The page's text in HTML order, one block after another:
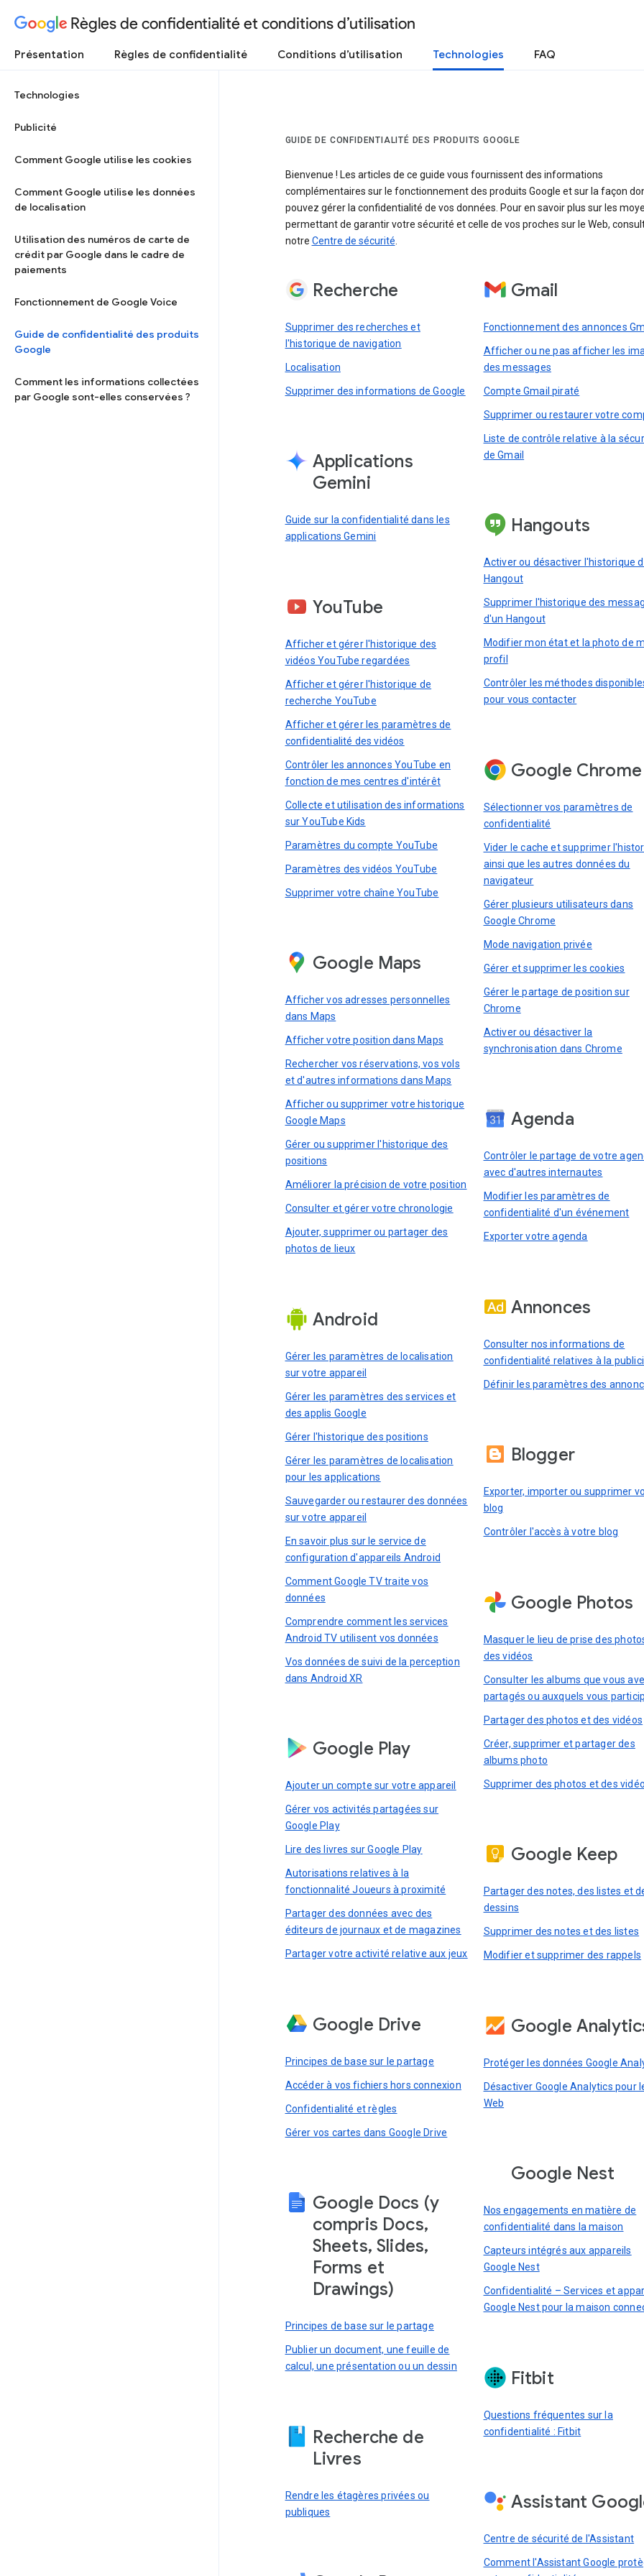
Règles de confidentialité et conditions d’utilisation
Présentation Règles de confidentialité Conditions d’utilisation Technologies FAQ
Technologies
Publicité
Comment Google utilise les cookies
Comment Google utilise les données
de localisation
Utilisation des numéros de carte de
crédit par Google dans le cadre de
paiements
Fonctionnement de Google Voice
Guide de confidentialité des produits
Google
Comment les informations collectées
par Google sont-elles conservées ?
GUIDE DE CONFIDENTIALITÉ DES PRODUITS GOOGLE
Bienvenue ! Les articles de ce guide vous fournissent des informations
complémentaires sur le fonctionnement des produits Google et sur la façon
pouvez gérer la confidentialité de vos données. Pour en savoir plus sur les
permettant de garantir votre sécurité et celle de vos proches sur le Web,
notre Centre de sécurité.
Recherche
Supprimer des recherches et
l'historique de navigation
Localisation
Supprimer des informations de Google
Applications
Gemini
Guide sur la confidentialité dans les
applications Gemini
YouTube
Afficher et gérer l'historique des
vidéos YouTube regardées
Afficher et gérer l'historique de
recherche YouTube
Afficher et gérer les paramètres de
confidentialité des vidéos
Contrôler les annonces YouTube en
fonction de mes centres d'intérêt
Collecte et utilisation des informations
sur YouTube Kids
Paramètres du compte YouTube
Paramètres des vidéos YouTube
Supprimer votre chaîne YouTube
Google Maps
Afficher vos adresses personnelles
dans Maps
Afficher votre position dans Maps
Rechercher vos réservations, vos vols
et d'autres informations dans Maps
Afficher ou supprimer votre historique
Google Maps
Gérer ou supprimer l'historique des
positions
Améliorer la précision de votre position
Consulter et gérer votre chronologie
Ajouter, supprimer ou partager des
photos de lieux
Android
Gérer les paramètres de localisation
sur votre appareil
Gérer les paramètres des services et
des applis Google
Gérer l'historique des positions
Gérer les paramètres de localisation
pour les applications
Sauvegarder ou restaurer des données
sur votre appareil
En savoir plus sur le service de
configuration d'appareils Android
Comment Google TV traite vos
données
Comprendre comment les services
Android TV utilisent vos données
Vos données de suivi de la perception
dans Android XR
Google Play
Ajouter un compte sur votre appareil
Gérer vos activités partagées sur
Google Play
Lire des livres sur Google Play
Autorisations relatives à la
fonctionnalité Joueurs à proximité
Partager des données avec des
éditeurs de journaux et de magazines
Partager votre activité relative aux jeux
Google Drive
Principes de base sur le partage
Accéder à vos fichiers hors connexion
Confidentialité et règles
Gérer vos cartes dans Google Drive
Google Docs (y
compris Docs,
Sheets, Slides,
Forms et
Drawings)
Principes de base sur le partage
Publier un document, une feuille de
calcul, une présentation ou un dessin
Recherche de
Livres
Rendre les étagères privées ou
publiques
Gmail
Fonctionnement des annonces
Afficher ou ne pas afficher les
des messages
Compte Gmail piraté
Supprimer ou restaurer votre
Liste de contrôle relative à la
de Gmail
Hangouts
Activer ou désactiver l'historique
Hangout
Supprimer l'historique des
d'un Hangout
Modifier mon état et la photo de
profil
Contrôler les méthodes
pour vous contacter
Google Chrome
Sélectionner vos paramètres de
confidentialité
Vider le cache et supprimer
ainsi que les autres données du
navigateur
Gérer plusieurs utilisateurs dans
Google Chrome
Mode navigation privée
Gérer et supprimer les cookies
Gérer le partage de position sur
Chrome
Activer ou désactiver la
synchronisation dans Chrome
Agenda
Contrôler le partage de votre
avec d'autres internautes
Modifier les paramètres de
confidentialité d'un événement
Exporter votre agenda
Annonces
Consulter nos informations de
confidentialité relatives à la
Définir les paramètres des
Blogger
Exporter, importer ou supprimer
blog
Contrôler l'accès à votre blog
Google Photos
Masquer le lieu de prise des
des vidéos
Consulter les albums que vous
partagés ou auxquels vous
Partager des photos et des vidéos
Créer, supprimer et partager des
albums photo
Supprimer des photos et des
Google Keep
Partager des notes, des listes et
dessins
Supprimer des notes et des listes
Modifier et supprimer des rappels
Google
Protéger les données Google
Désactiver Google Analytics pour
Web
Google Nest
Nos engagements en matière de
confidentialité dans la maison
Capteurs intégrés aux appareils
Google Nest
Confidentialité – Services et
Google Nest pour la maison
Fitbit
Questions fréquentes sur la
confidentialité : Fitbit
Assistant
Centre de sécurité de l'Assistant
Comment l'Assistant Google